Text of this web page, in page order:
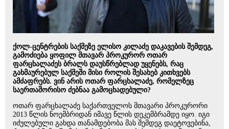
ქოლ-ცენტრების საქმეზე ელისო კილაძე დაკავების შემდეგ,
გამოძიება ყოფილ მთავარ პროკურორ ოთარ
ფარცხალაძეს ბრალს დაუსწრებლად უყენებს, რაც
გახმაურებულ საქმეში მისი როლის შესახებ კითხვებს
ამძაფრებს. ვინ არის ოთარ ფარცხალაძე, რომელზეც
საერთაშორისო ძებნაა გამოცხადებული?
ოთარ ფარცხალაძე საქართველოს მთავარი პროკურორი
2013 წლის ნოემბრიდან იმავე წლის დეკემბრამდე იყო. იგი
იძულებული გახდა თანამდებობა მას შემდეგ დაეტოვებინა,